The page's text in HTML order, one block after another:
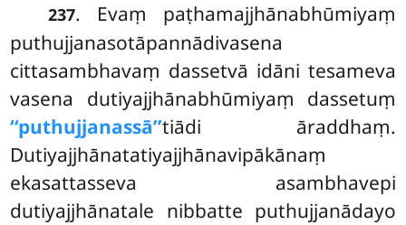
237. Evaṃ paṭhamajjhānabhūmiyaṃ
puthujjanasotāpannādivasena
cittasambhavaṃ dassetvā idāni tesameva
vasena dutiyajjhānabhūmiyaṃ dassetuṃ
‘‘puthujjanassā’’tiādi āraddhaṃ.
Dutiyajjhānatatiyajjhānavipākānaṃ
ekasattasseva asambhavepi
dutiyajjhānatale nibbatte puthujjanādayo